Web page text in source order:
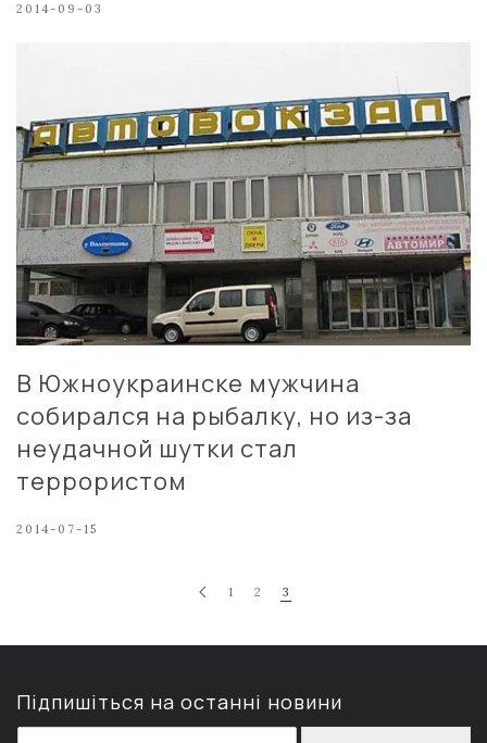
2014-09-03
В Южноукраинске мужчина
собирался на рыбалку, но из-за
неудачной шутки стал
террористом
2014-07-15
1 2 3
Підпишіться на останні новини